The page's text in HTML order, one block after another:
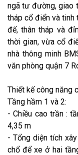
ngã tư đường, giao
tháp cổ điển và
đế, thân tháp và
thời gian, vừa cổ
nhà thông minh
văn phòng quận 7
Thiết kế công năng
Tầng hầm 1 và 2:
- Chiều cao trần :
4,35 m
- Tổng diện tích
chổ để xe ở hai